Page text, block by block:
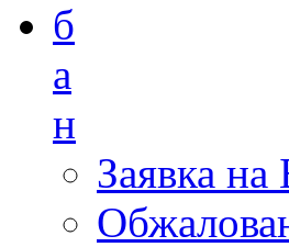
б
а
н
Заявка